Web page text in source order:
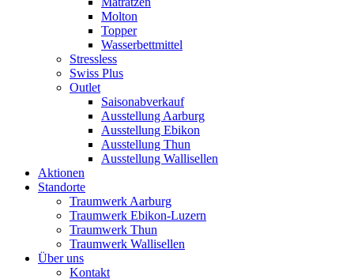
Molton
Topper
Wasserbettmittel
Stressless
Swiss Plus
Outlet
Saisonabverkauf
Ausstellung Aarburg
Ausstellung Ebikon
Ausstellung Thun
Ausstellung Wallisellen
Aktionen
Standorte
Traumwerk Aarburg
Traumwerk Ebikon-Luzern
Traumwerk Thun
Traumwerk Wallisellen
Über uns
Kontakt